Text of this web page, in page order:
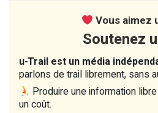
Vous aimez
Soutenez
u-Trail est un média
parlons de trail librement, sans
Produire une information
un coût.